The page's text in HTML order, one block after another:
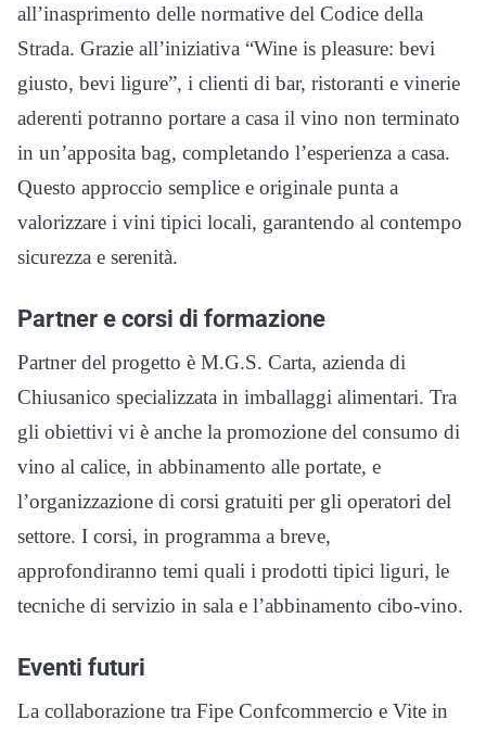
all’inasprimento delle normative del Codice della
Strada. Grazie all’iniziativa “Wine is pleasure: bevi
giusto, bevi ligure”, i clienti di bar, ristoranti e vinerie
aderenti potranno portare a casa il vino non terminato
in un’apposita bag, completando l’esperienza a casa.
Questo approccio semplice e originale punta a
valorizzare i vini tipici locali, garantendo al contempo
sicurezza e serenità.
Partner e corsi di formazione
Partner del progetto è M.G.S. Carta, azienda di
Chiusanico specializzata in imballaggi alimentari. Tra
gli obiettivi vi è anche la promozione del consumo di
vino al calice, in abbinamento alle portate, e
l’organizzazione di corsi gratuiti per gli operatori del
settore. I corsi, in programma a breve,
approfondiranno temi quali i prodotti tipici liguri, le
tecniche di servizio in sala e l’abbinamento cibo-vino.
Eventi futuri
La collaborazione tra Fipe Confcommercio e Vite in